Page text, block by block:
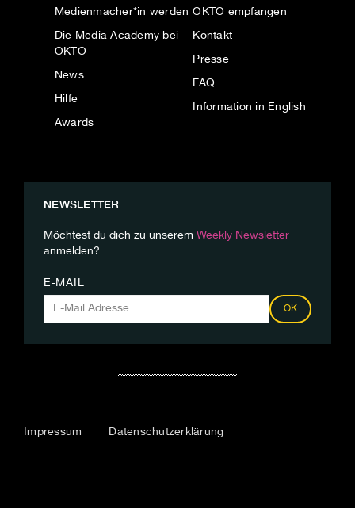
Medienmacher*in werden
Die Media Academy bei
OKTO
News
Hilfe
Awards
OKTO empfangen
Kontakt
Presse
FAQ
Information in English
NEWSLETTER
Möchtest du dich zu unserem Weekly Newsletter
anmelden?
E-MAIL
OK
Impressum Datenschutzerklärung